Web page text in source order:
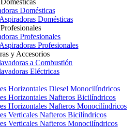
Domésticas
Domésticas
Profesionales
Profesionales
y Accesorios
a Combustión
Eléctricas
Horizontales Diesel Monocilíndricos
Horizontales Nafteros Bicilíndricos
Horizontales Nafteros Monocilíndricos
Verticales Nafteros Bicilíndricos
Verticales Nafteros Monocilíndricos